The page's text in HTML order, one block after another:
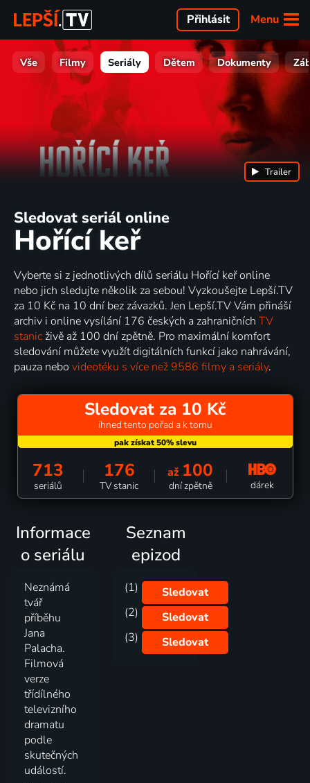
Menu
Přihlásit
Vše Filmy Seriály Dětem Dokumenty
Sledovat seriál online
Hořící keř
Trailer
Vyberte si z jednotlivých dílů seriálu Hořící keř online
nebo jich sledujte několik za sebou! Vyzkoušejte Lepší.TV
za 10 Kč na 10 dní bez závazků. Jen Lepší.TV Vám přináší
archiv i online vysílání 176 českých a zahraničních TV
stanic živě až 100 dní zpětně. Pro maximální komfort
sledování můžete využít digitálních funkcí jako nahrávání,
pauza nebo videotéku s více než 9586 filmy a seriály.
Sledovat za 10 Kč
ihned tento pořad a k tomu
713
seriálů
176
TV stanic
až 100
dní zpětně dárek
Informace
o seriálu
Neznámá
tvář
příběhu
Jana
Palacha.
Filmová
verze
třídílného
televizního
dramatu
podle
skutečných
událostí.
Seznam
epizod
(1)
Sledovat
(2)
Sledovat
(3)
Sledovat